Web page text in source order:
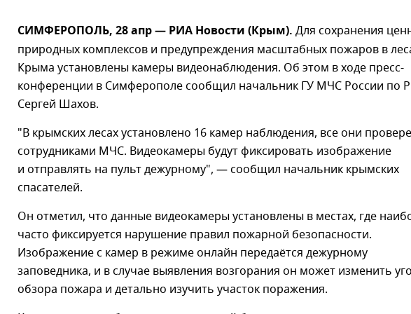
СИМФЕРОПОЛЬ, 28 апр — РИА Новости (Крым). Для сохранения
природных комплексов и предупреждения масштабных пожаров в
Крыма установлены камеры видеонаблюдения. Об этом в ходе пресс-
конференции в Симферополе сообщил начальник ГУ МЧС России по
Сергей Шахов.
"В крымских лесах установлено 16 камер наблюдения, все они
сотрудниками МЧС. Видеокамеры будут фиксировать изображение
и отправлять на пульт дежурному", — сообщил начальник крымских
спасателей.
Он отметил, что данные видеокамеры установлены в местах, где
часто фиксируется нарушение правил пожарной безопасности.
Изображение с камер в режиме онлайн передаётся дежурному
заповедника, и в случае выявления возгорания он может изменить
обзора пожара и детально изучить участок поражения.